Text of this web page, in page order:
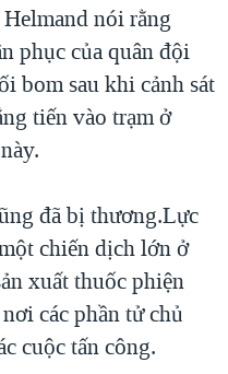
GAZA
THẮNG CUỘC'
NAM
VIỆT NAM
VIỆT NAM
nói rằng
phục của quân đội
bom sau khi cảnh sát
tiến vào trạm ở
đã bị thương.Lực
chiến dịch lớn ở
xuất thuốc phiện
các phần tử chủ
cuộc tấn công.